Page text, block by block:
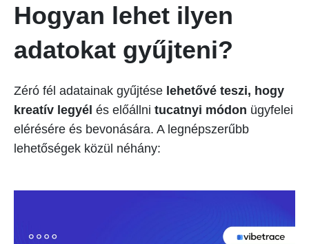
Hogyan lehet ilyen
adatokat gyűjteni?
Zéró fél adatainak gyűjtése lehetővé teszi, hogy
kreatív legyél és előállni tucatnyi módon ügyfelei
elérésére és bevonására. A legnépszerűbb
lehetőségek közül néhány: